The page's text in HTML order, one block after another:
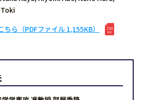
ら（PDFファイル 1,155KB）